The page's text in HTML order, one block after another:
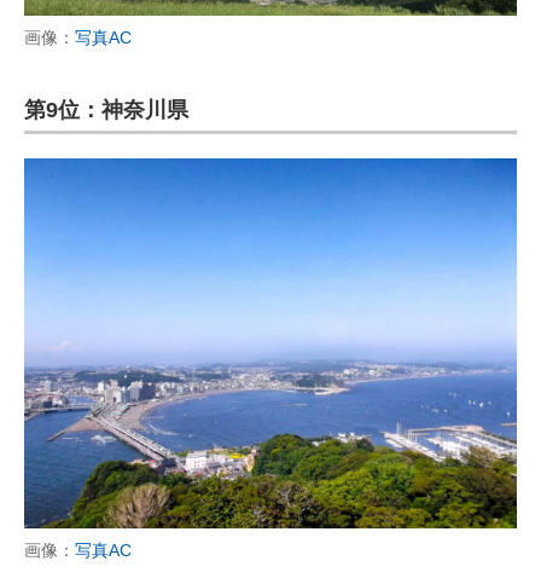
画像： 写真AC
第9位：神奈川県
画像： 写真AC